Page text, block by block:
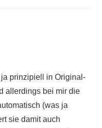
prinzipiell in Original-
allerdings bei mir die
(was ja
sie damit auch